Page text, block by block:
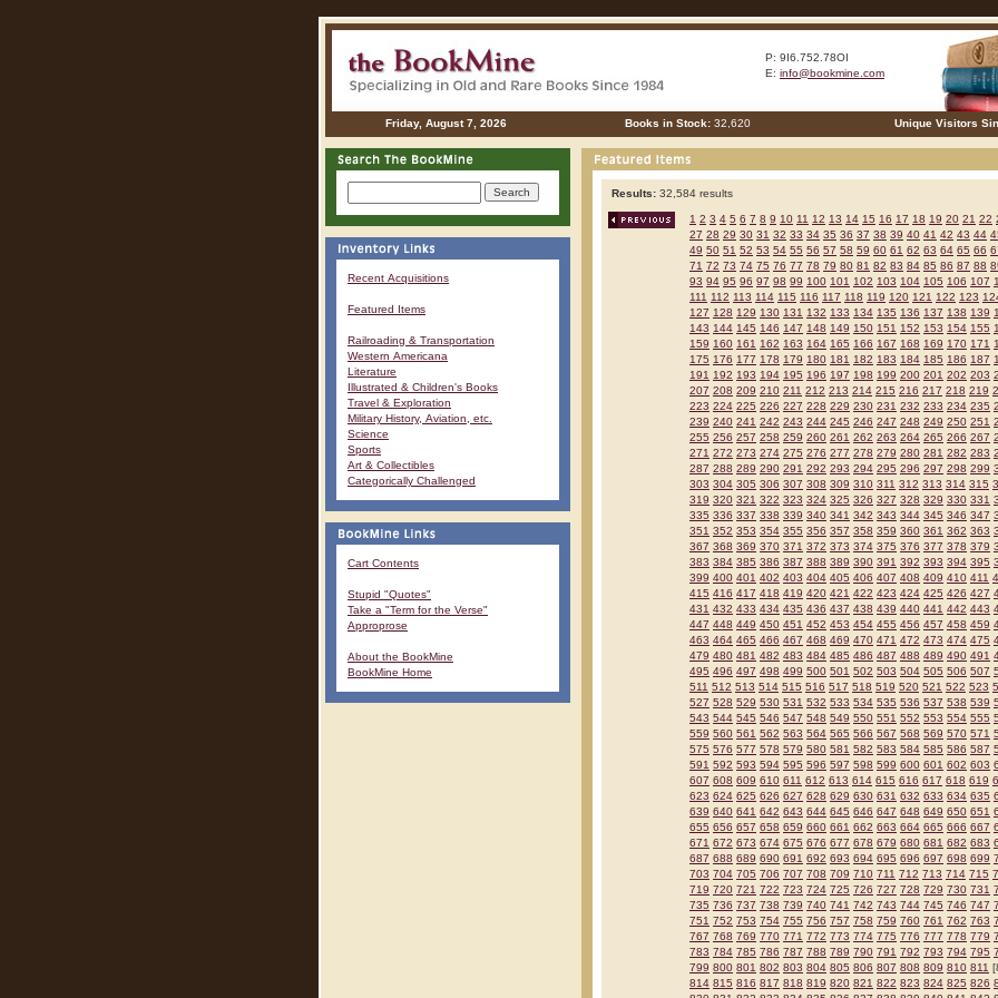
P: 9I6.752.78OI
E: info@bookmine.com
Friday, August 7, 2026 Books in Stock: 32,620 Unique Visitors
Recent Acquisitions
Featured Items
Railroading & Transportation
Western Americana
Literature
Illustrated & Children's Books
Travel & Exploration
Military History, Aviation, etc.
Science
Sports
Art & Collectibles
Categorically Challenged
Cart Contents
Stupid "Quotes"
Take a "Term for the Verse"
Approprose
About the BookMine
BookMine Home
Results: 32,584 results
1 2 3 4 5 6 7 8 9 10 11 12 13 14 15 16 17 18 19 20 21 22
27 28 29 30 31 32 33 34 35 36 37 38 39 40 41 42 43 44
49 50 51 52 53 54 55 56 57 58 59 60 61 62 63 64 65 66
71 72 73 74 75 76 77 78 79 80 81 82 83 84 85 86 87 88
93 94 95 96 97 98 99 100 101 102 103 104 105 106 107
111 112 113 114 115 116 117 118 119 120 121 122 123
127 128 129 130 131 132 133 134 135 136 137 138 139
143 144 145 146 147 148 149 150 151 152 153 154 155
159 160 161 162 163 164 165 166 167 168 169 170 171
175 176 177 178 179 180 181 182 183 184 185 186 187
191 192 193 194 195 196 197 198 199 200 201 202 203
207 208 209 210 211 212 213 214 215 216 217 218 219
223 224 225 226 227 228 229 230 231 232 233 234 235
239 240 241 242 243 244 245 246 247 248 249 250 251
255 256 257 258 259 260 261 262 263 264 265 266 267
271 272 273 274 275 276 277 278 279 280 281 282 283
287 288 289 290 291 292 293 294 295 296 297 298 299
303 304 305 306 307 308 309 310 311 312 313 314 315
319 320 321 322 323 324 325 326 327 328 329 330 331
335 336 337 338 339 340 341 342 343 344 345 346 347
351 352 353 354 355 356 357 358 359 360 361 362 363
367 368 369 370 371 372 373 374 375 376 377 378 379
383 384 385 386 387 388 389 390 391 392 393 394 395
399 400 401 402 403 404 405 406 407 408 409 410 411
415 416 417 418 419 420 421 422 423 424 425 426 427
431 432 433 434 435 436 437 438 439 440 441 442 443
447 448 449 450 451 452 453 454 455 456 457 458 459
463 464 465 466 467 468 469 470 471 472 473 474 475
479 480 481 482 483 484 485 486 487 488 489 490 491
495 496 497 498 499 500 501 502 503 504 505 506 507
511 512 513 514 515 516 517 518 519 520 521 522 523
527 528 529 530 531 532 533 534 535 536 537 538 539
543 544 545 546 547 548 549 550 551 552 553 554 555
559 560 561 562 563 564 565 566 567 568 569 570 571
575 576 577 578 579 580 581 582 583 584 585 586 587
591 592 593 594 595 596 597 598 599 600 601 602 603
607 608 609 610 611 612 613 614 615 616 617 618 619
623 624 625 626 627 628 629 630 631 632 633 634 635
639 640 641 642 643 644 645 646 647 648 649 650 651
655 656 657 658 659 660 661 662 663 664 665 666 667
671 672 673 674 675 676 677 678 679 680 681 682 683
687 688 689 690 691 692 693 694 695 696 697 698 699
703 704 705 706 707 708 709 710 711 712 713 714 715
719 720 721 722 723 724 725 726 727 728 729 730 731
735 736 737 738 739 740 741 742 743 744 745 746 747
751 752 753 754 755 756 757 758 759 760 761 762 763
767 768 769 770 771 772 773 774 775 776 777 778 779
783 784 785 786 787 788 789 790 791 792 793 794 795
799 800 801 802 803 804 805 806 807 808 809 810 811
814 815 816 817 818 819 820 821 822 823 824 825 826